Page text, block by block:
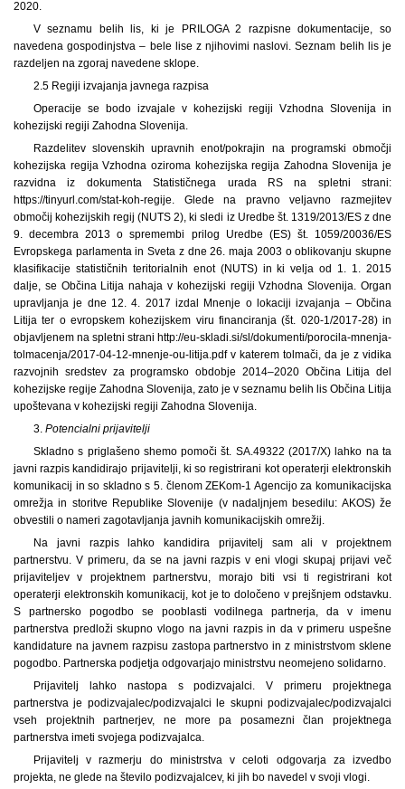
2020.
V seznamu belih lis, ki je PRILOGA 2 razpisne dokumentacije, so
navedena gospodinjstva – bele lise z njihovimi naslovi. Seznam belih lis je
razdeljen na zgoraj navedene sklope.
2.5 Regiji izvajanja javnega razpisa
Operacije se bodo izvajale v kohezijski regiji Vzhodna Slovenija in
kohezijski regiji Zahodna Slovenija.
Razdelitev slovenskih upravnih enot/pokrajin na programski območji
kohezijska regija Vzhodna oziroma kohezijska regija Zahodna Slovenija je
razvidna iz dokumenta Statističnega urada RS na spletni strani:
https://tinyurl.com/stat-koh-regije. Glede na pravno veljavno razmejitev
območij kohezijskih regij (NUTS 2), ki sledi iz Uredbe št. 1319/2013/ES z dne
9. decembra 2013 o spremembi prilog Uredbe (ES) št. 1059/20036/ES
Evropskega parlamenta in Sveta z dne 26. maja 2003 o oblikovanju skupne
klasifikacije statističnih teritorialnih enot (NUTS) in ki velja od 1. 1. 2015
dalje, se Občina Litija nahaja v kohezijski regiji Vzhodna Slovenija. Organ
upravljanja je dne 12. 4. 2017 izdal Mnenje o lokaciji izvajanja – Občina
Litija ter o evropskem kohezijskem viru financiranja (št. 020-1/2017-28) in
objavljenem na spletni strani http://eu-skladi.si/sl/dokumenti/porocila-mnenja-
tolmacenja/2017-04-12-mnenje-ou-litija.pdf v katerem tolmači, da je z vidika
razvojnih sredstev za programsko obdobje 2014–2020 Občina Litija del
kohezijske regije Zahodna Slovenija, zato je v seznamu belih lis Občina Litija
upoštevana v kohezijski regiji Zahodna Slovenija.
3.Potencialni prijavitelji
Skladno s priglašeno shemo pomoči št. SA.49322 (2017/X) lahko na ta
javni razpis kandidirajo prijavitelji, ki so registrirani kot operaterji elektronskih
komunikacij in so skladno s 5. členom ZEKom-1 Agencijo za komunikacijska
omrežja in storitve Republike Slovenije (v nadaljnjem besedilu: AKOS) že
obvestili o nameri zagotavljanja javnih komunikacijskih omrežij.
Na javni razpis lahko kandidira prijavitelj sam ali v projektnem
partnerstvu. V primeru, da se na javni razpis v eni vlogi skupaj prijavi več
prijaviteljev v projektnem partnerstvu, morajo biti vsi ti registrirani kot
operaterji elektronskih komunikacij, kot je to določeno v prejšnjem odstavku.
S partnersko pogodbo se pooblasti vodilnega partnerja, da v imenu
partnerstva predloži skupno vlogo na javni razpis in da v primeru uspešne
kandidature na javnem razpisu zastopa partnerstvo in z ministrstvom sklene
pogodbo. Partnerska podjetja odgovarjajo ministrstvu neomejeno solidarno.
Prijavitelj lahko nastopa s podizvajalci. V primeru projektnega
partnerstva je podizvajalec/podizvajalci le skupni podizvajalec/podizvajalci
vseh projektnih partnerjev, ne more pa posamezni član projektnega
partnerstva imeti svojega podizvajalca.
Prijavitelj v razmerju do ministrstva v celoti odgovarja za izvedbo
projekta, ne glede na število podizvajalcev, ki jih bo navedel v svoji vlogi.